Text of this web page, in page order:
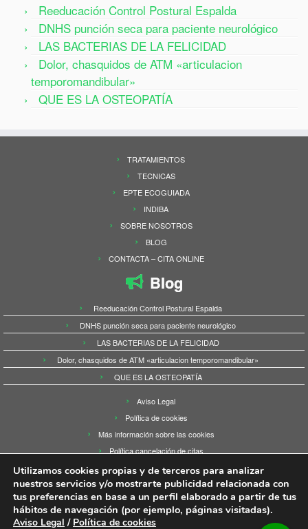
Reeducación Control Postural Espalda
DNHS punción seca para paciente neurológico
LAS BACTERIAS DE LA FELICIDAD
Dolor, chasquidos de ATM «articulacion
temporomandibular»
QUE ES LA OSTEOPATÍA
TRATAMIENTOS
TECNICAS
EPTE ECOGUIADA
INDIBA
SOBRE NOSOTROS
BLOG
CONTACTA – CITA ONLINE
Blog
Reeducación Control Postural Espalda
DNHS punción seca para paciente neurológico
LAS BACTERIAS DE LA FELICIDAD
Dolor, chasquidos de ATM «articulacion temporomandibular»
QUE ES LA OSTEOPATÍA
Aviso Legal
Política de cookies
Más información sobre las cookies
Política cancelación de citas
·© 2026 Fisioaranda Active en Prado Sport·Funciona con
·
Utilizamos cookies propias y de terceros para analizar
nuestros servicios y/o mostrarte publicidad relacionada con
tus preferencias en base a un perfil elaborado a partir de tus
hábitos de navegación (por ejemplo, páginas visitadas).
Aviso Legal / Política de cookies